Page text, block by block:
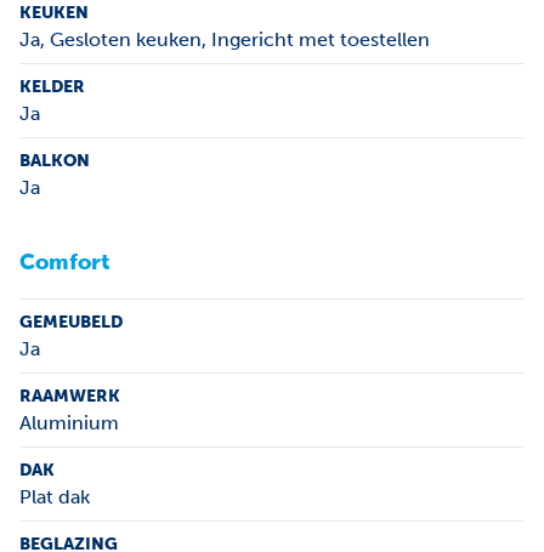
KEUKEN
Ja, Gesloten keuken, Ingericht met toestellen
KELDER
Ja
BALKON
Ja
Comfort
GEMEUBELD
Ja
RAAMWERK
Aluminium
DAK
Plat dak
BEGLAZING